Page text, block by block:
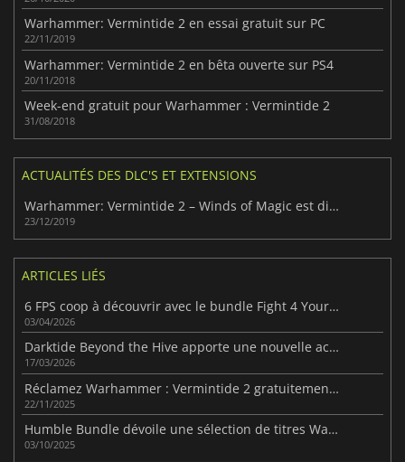
Warhammer: Vermintide 2 en essai gratuit sur PC
22/11/2019
Warhammer: Vermintide 2 en bêta ouverte sur PS4
20/11/2018
Week-end gratuit pour Warhammer : Vermintide 2
31/08/2018
ACTUALITÉS DES DLC'S ET EXTENSIONS
Warhammer: Vermintide 2 – Winds of Magic est disponible sur Xbox One
23/12/2019
ARTICLES LIÉS
6 FPS coop à découvrir avec le bundle Fight 4 Your Friends
03/04/2026
Darktide Beyond the Hive apporte une nouvelle action de survie intense
17/03/2026
Réclamez Warhammer : Vermintide 2 gratuitement sur Steam pendant les prochains jours
22/11/2025
Humble Bundle dévoile une sélection de titres Warhammer
03/10/2025